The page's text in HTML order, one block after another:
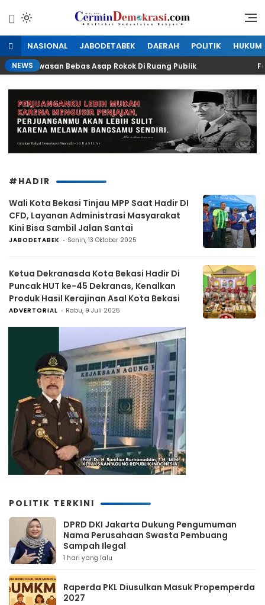
konten
CerminDemokrasi.com
Refleksi Kedaulatan Rakyat
NASIONAL JABODETABEK DAERAH POLITIK HUKUM
NEWS
Kawasan Bebas Asap Rokok Di Ruang Publik
#HADIR
Wali Kota Bekasi Tinjau MPP Saat Hadir DI
CFD, Layanan Administrasi Masyarakat
Kini Bisa Sambil Jalan Santai
JABODETABEK Senin, 13 Oktober 2025
Ketua Dekranasda Kota Bekasi Hadir Di
Puncak HUT ke-45 Dekranas, Kenalkan
Produk Hasil Kerajinan Asal Kota Bekasi
ADVERTORIAL Rabu, 9 Juli 2025
POLITIK TERKINI
DPRD DKI Jakarta Dukung Pengumuman
Nama Perusahaan Swasta Pembuang
Sampah Ilegal
1 hari yang lalu
Raperda PKL Diusulkan Masuk Propemperda
2027